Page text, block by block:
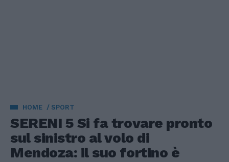
HOME SPORT
SERENI 5 Si fa trovare pronto
sul sinistro al volo di
Mendoza: il suo fortino è